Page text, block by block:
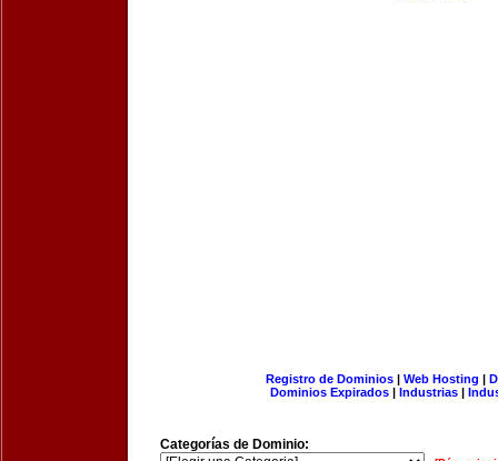
Registro de Dominios| Web Hosting |
Dominios Expirados | Industrias |
Categorías de Dominio: